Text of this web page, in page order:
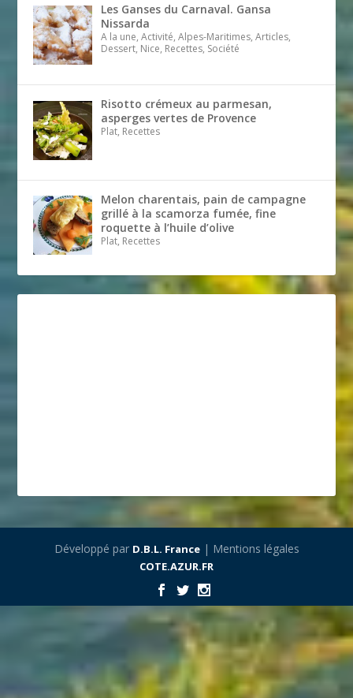
Les Ganses du Carnaval. Gansa
Nissarda
A la une, Activité, Alpes-Maritimes, Articles,
Dessert, Nice, Recettes, Société
Risotto crémeux au parmesan,
asperges vertes de Provence
Plat, Recettes
Melon charentais, pain de campagne
grillé à la scamorza fumée, fine
roquette à l’huile d’olive
Plat, Recettes
Développé par D.B.L. France| Mentions légales
COTE.AZUR.FR